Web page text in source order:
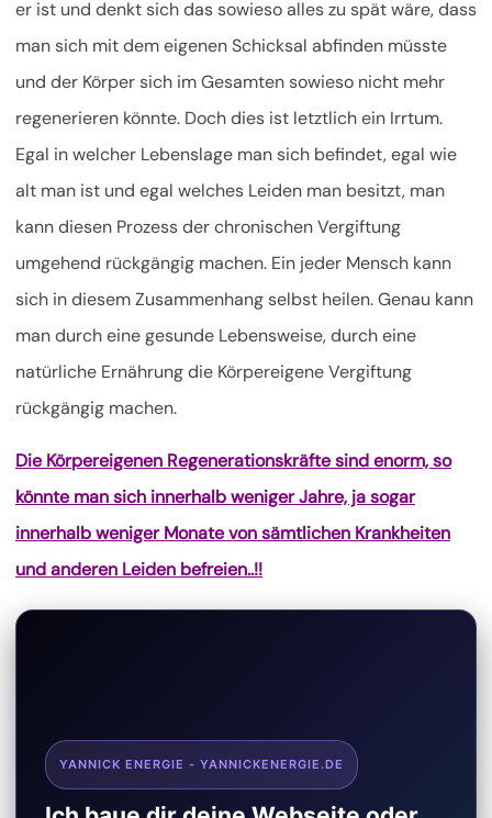
er ist und denkt sich das sowieso alles zu spät wäre, dass
man sich mit dem eigenen Schicksal abfinden müsste
und der Körper sich im Gesamten sowieso nicht mehr
regenerieren könnte. Doch dies ist letztlich ein Irrtum.
Egal in welcher Lebenslage man sich befindet, egal wie
alt man ist und egal welches Leiden man besitzt, man
kann diesen Prozess der chronischen Vergiftung
umgehend rückgängig machen. Ein jeder Mensch kann
sich in diesem Zusammenhang selbst heilen. Genau kann
man durch eine gesunde Lebensweise, durch eine
natürliche Ernährung die Körpereigene Vergiftung
rückgängig machen.
Die Körpereigenen Regenerationskräfte sind enorm, so
könnte man sich innerhalb weniger Jahre, ja sogar
innerhalb weniger Monate von sämtlichen Krankheiten
und anderen Leiden befreien..!!
YANNICK ENERGIE - YANNICKENERGIE.DE